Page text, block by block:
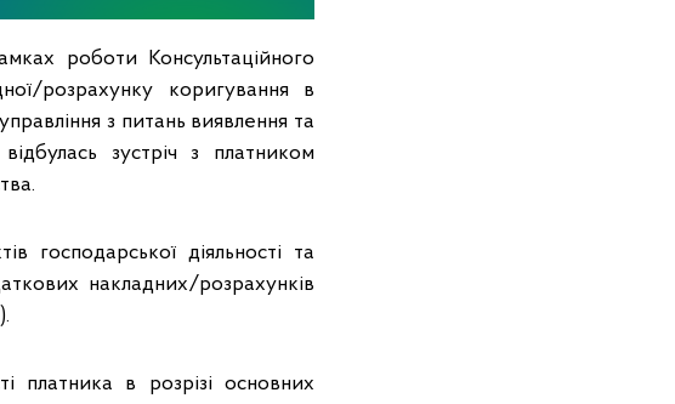
роботи Консультаційного
розрахунку коригування в
з питань виявлення та
зустріч з платником
господарської діяльності та
накладних/розрахунків
платника в розрізі основних